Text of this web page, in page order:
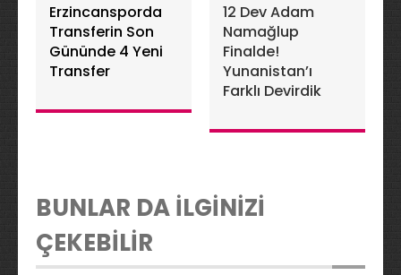
Erzincansporda
Transferin Son
Gününde 4 Yeni
Transfer
12 Dev Adam
Namağlup
Finalde!
Yunanistan’ı
Farklı Devirdik
BUNLAR DA İLGİNİZİ
ÇEKEBİLİR